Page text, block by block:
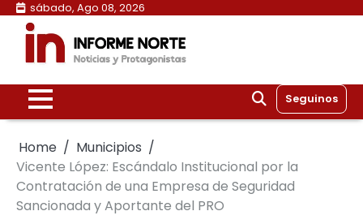
Skip
content
sábado, Ago 08, 2026
Seguinos
Home
Municipios
Vicente López: Escándalo Institucional por la
Contratación de una Empresa de Seguridad
Sancionada y Aportante del PRO